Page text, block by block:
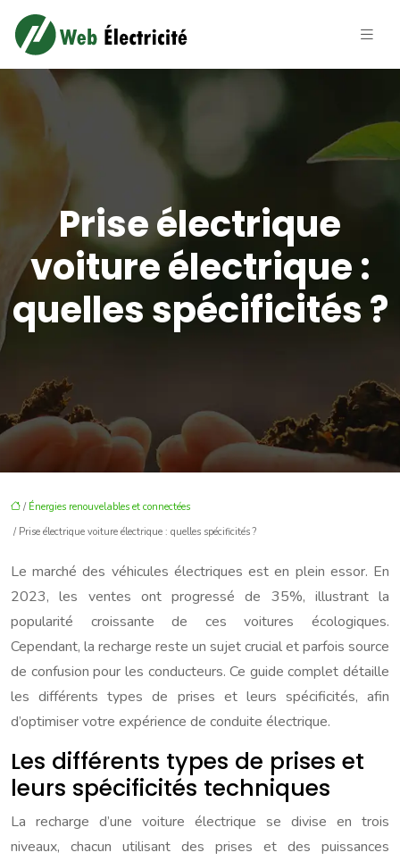
Prise électrique
voiture électrique :
quelles spécificités ?
/ Énergies renouvelables et connectées
/ Prise électrique voiture électrique : quelles spécificités ?
Le marché des véhicules électriques est en plein essor. En
2023, les ventes ont progressé de 35%, illustrant la
popularité croissante de ces voitures écologiques.
Cependant, la recharge reste un sujet crucial et parfois source
de confusion pour les conducteurs. Ce guide complet détaille
les différents types de prises et leurs spécificités, afin
d’optimiser votre expérience de conduite électrique.
Les différents types de prises et
leurs spécificités techniques
La recharge d’une voiture électrique se divise en trois
niveaux, chacun utilisant des prises et des puissances